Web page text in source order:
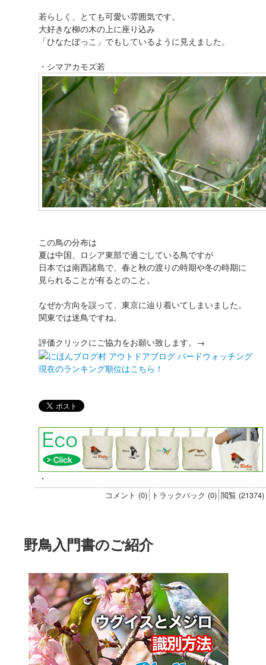
若らしく、とても可愛い雰囲気です。
大好きな柳の木の上に座り込み
「ひなたぼっこ」でもしているように見えました。
・シマアカモズ若
この鳥の分布は
夏は中国、ロシア東部で過ごしている鳥ですが
日本では南西諸島で、春と秋の渡りの時期や冬の時期に
見られることが有るとのこと。
なぜか方向を誤って、東京に辿り着いてしまいました。
関東では迷鳥ですね。
評価クリックにご協力をお願い致します。→
現在のランキング順位はこちら！
・
コメント (0) トラックバック (0) 閲覧 (21374)
野鳥入門書のご紹介